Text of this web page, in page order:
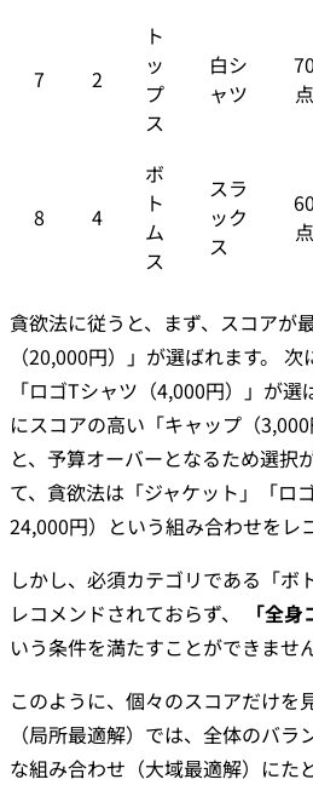
7 2
ト
ッ
プ
ス
白シ
ャツ
70
点
8 4
ボ
ト
ム
ス
スラ
ック
ス
60
点
貪欲法に従うと、まず、スコアが
（20,000円）」が選ばれます。
「ロゴTシャツ（4,000円）」が
にスコアの高い「キャップ（
と、予算オーバーとなるため選択
て、貪欲法は「ジャケット」「ロ
24,000円）という組み合わせをレ
しかし、必須カテゴリである「ボ
レコメンドされておらず、
「全
いう条件を満たすことができませ
このように、個々のスコアだけを
（局所最適解）では、全体のバ
な組み合わせ（大域最適解）にた